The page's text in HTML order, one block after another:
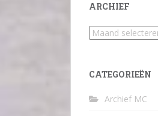
ARCHIEF
Archief
CATEGORIEËN
Archief MC